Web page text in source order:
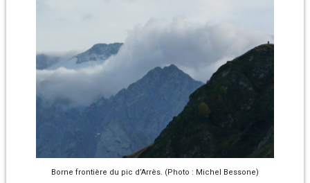
Borne frontière du pic d’Arrès. (Photo : Michel Bessone)